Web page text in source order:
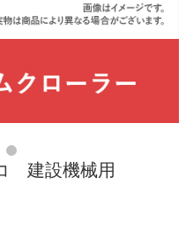
建設機械用